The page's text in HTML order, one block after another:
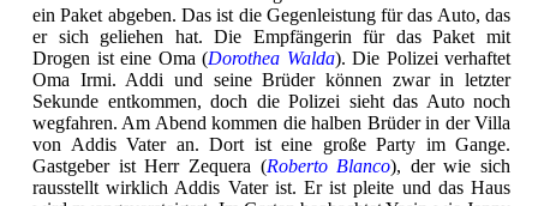
ein Paket abgeben. Das ist die Gegenleistung für das Auto, das
er sich geliehen hat. Die Empfängerin für das Paket mit
Drogen ist eine Oma (Dorothea Walda). Die Polizei verhaftet
Oma Irmi. Addi und seine Brüder können zwar in letzter
Sekunde entkommen, doch die Polizei sieht das Auto noch
wegfahren. Am Abend kommen die halben Brüder in der Villa
von Addis Vater an. Dort ist eine große Party im Gange.
Gastgeber ist Herr Zequera (Roberto Blanco), der wie sich
rausstellt wirklich Addis Vater ist. Er ist pleite und das Haus